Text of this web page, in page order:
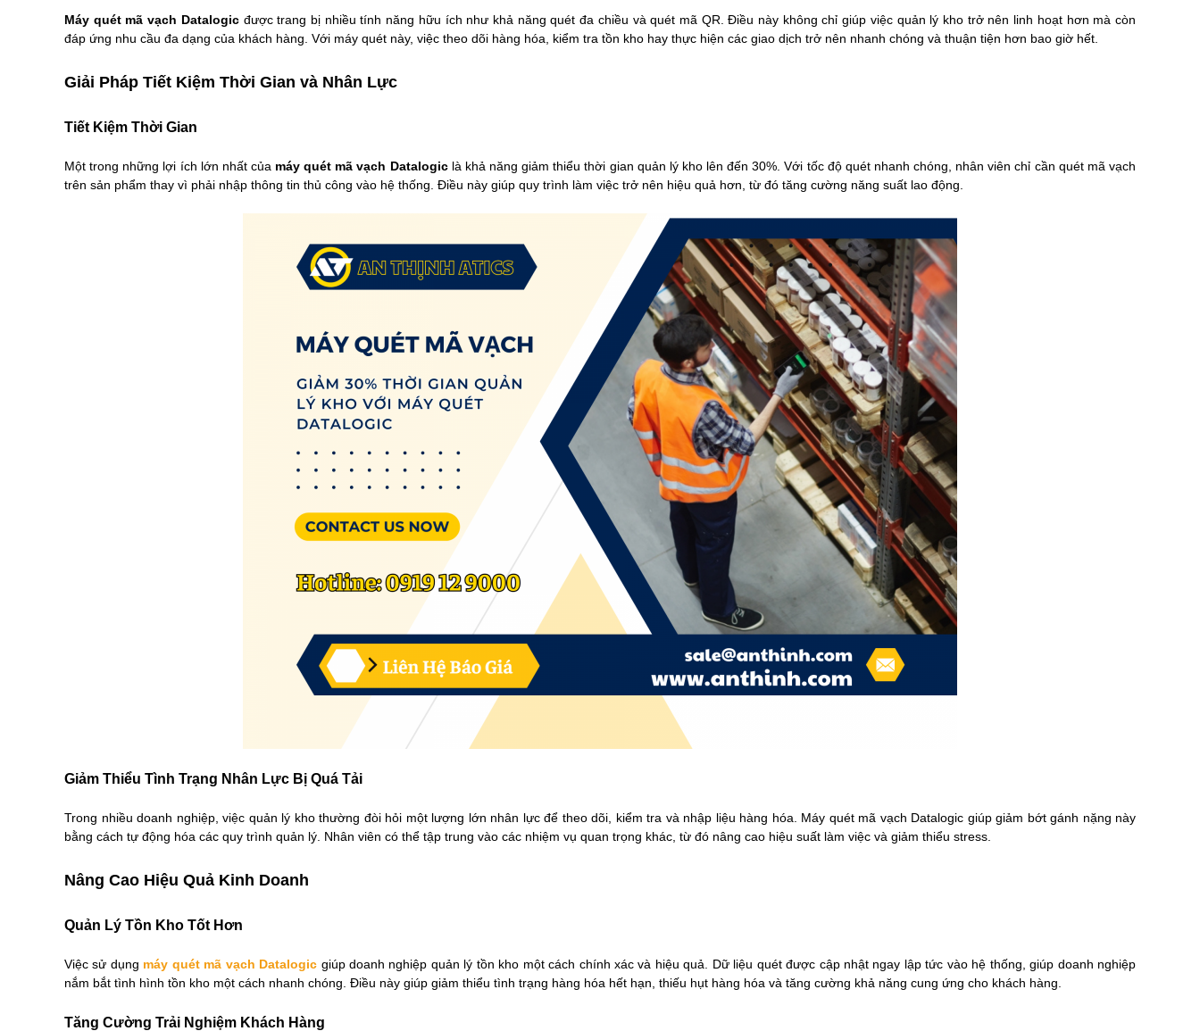
Máy quét mã vạch Datalogicđược trang bị nhiều tính năng hữu ích như khả năng quét đa chiều và quét mã QR. Điều này không chỉ giúp việc quản lý kho trở nên linh hoạt hơn mà còn
đáp ứng nhu cầu đa dạng của khách hàng. Với máy quét này, việc theo dõi hàng hóa, kiểm tra tồn kho hay thực hiện các giao dịch trở nên nhanh chóng và thuận tiện hơn bao giờ hết.
Giải Pháp Tiết Kiệm Thời Gian và Nhân Lực
Tiết Kiệm Thời Gian
Một trong những lợi ích lớn nhất của máy quét mã vạch Datalogiclà khả năng giảm thiểu thời gian quản lý kho lên đến 30%. Với tốc độ quét nhanh chóng, nhân viên chỉ cần quét mã vạch
trên sản phẩm thay vì phải nhập thông tin thủ công vào hệ thống. Điều này giúp quy trình làm việc trở nên hiệu quả hơn, từ đó tăng cường năng suất lao động.
Giảm Thiểu Tình Trạng Nhân Lực Bị Quá Tải
Trong nhiều doanh nghiệp, việc quản lý kho thường đòi hỏi một lượng lớn nhân lực để theo dõi, kiểm tra và nhập liệu hàng hóa. Máy quét mã vạch Datalogic giúp giảm bớt gánh nặng này
bằng cách tự động hóa các quy trình quản lý. Nhân viên có thể tập trung vào các nhiệm vụ quan trọng khác, từ đó nâng cao hiệu suất làm việc và giảm thiểu stress.
Nâng Cao Hiệu Quả Kinh Doanh
Quản Lý Tồn Kho Tốt Hơn
Việc sử dụng máy quét mã vạch Datalogic giúp doanh nghiệp quản lý tồn kho một cách chính xác và hiệu quả. Dữ liệu quét được cập nhật ngay lập tức vào hệ thống, giúp doanh nghiệp
nắm bắt tình hình tồn kho một cách nhanh chóng. Điều này giúp giảm thiểu tình trạng hàng hóa hết hạn, thiếu hụt hàng hóa và tăng cường khả năng cung ứng cho khách hàng.
Tăng Cường Trải Nghiệm Khách Hàng